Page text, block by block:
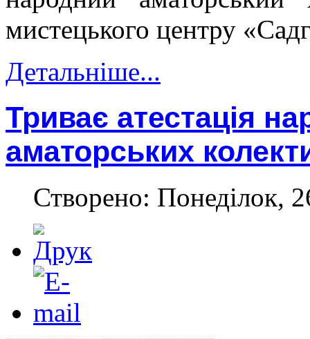
мистецького центру
Детальніше...
Триває атестація
аматорських
Створено: Понеділок,